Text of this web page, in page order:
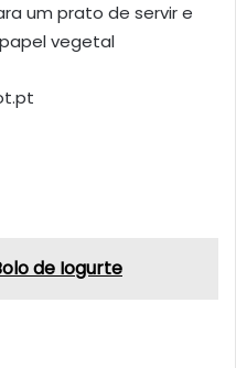
um prato de servir e
vegetal
de Iogurte